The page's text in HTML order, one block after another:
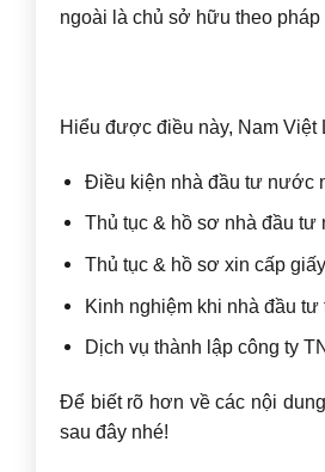
ngoài là chủ sở hữu theo pháp
Hiểu được điều này, Nam
Điều kiện nhà đầu tư nước
Thủ tục & hồ sơ nhà đầu tư
Thủ tục & hồ sơ xin cấp
Kinh nghiệm khi nhà đầu
Dịch vụ thành lập công ty
Để biết rõ hơn về các nội
sau đây nhé!